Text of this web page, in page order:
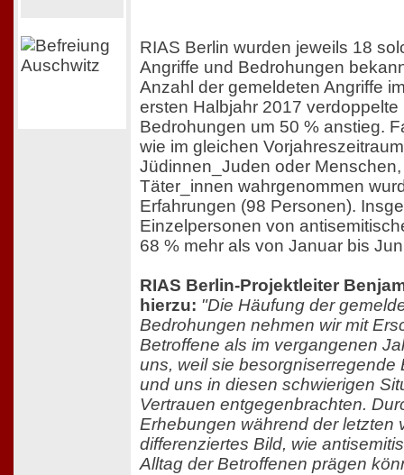
RIAS Berlin wurden jeweils 18
Angriffe und Bedrohungen
Anzahl der gemeldeten Angriffe
ersten Halbjahr 2017 verdoppelte
Bedrohungen um 50 % anstieg.
wie im gleichen
Jüdinnen_Juden oder
Täter_innen wahrgenommen
Erfahrungen (98 Personen).
Einzelpersonen von
68 % mehr als von Januar bis
RIAS Berlin-Projektleiter
hierzu: "Die Häufung der
Bedrohungen nehmen wir mit
Betroffene als im vergangenen
uns, weil sie besorgniserregende
und uns in diesen schwierigen
Vertrauen entgegenbrachten.
Erhebungen während der letzten
differenziertes Bild, wie
Alltag der Betroffenen prägen